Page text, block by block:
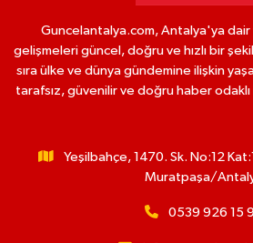
Guncelantalya.com, Antalya'ya dair
gelişmeleri güncel, doğru ve hızlı bir
sıra ülke ve dünya gündemine ilişkin
tarafsız, güvenilir ve doğru haber
Yeşilbahçe, 1470. Sk. No:12
Muratpaşa/
0539 926 15